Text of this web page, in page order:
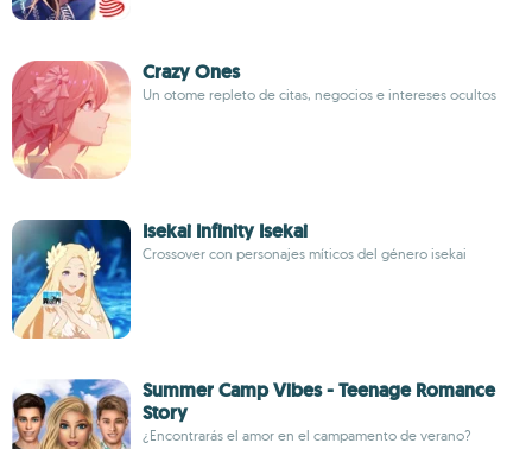
Crazy Ones
Un otome repleto de citas, negocios e intereses ocultos
Isekai Infinity Isekai
Crossover con personajes míticos del género isekai
Summer Camp Vibes - Teenage Romance
Story
¿Encontrarás el amor en el campamento de verano?